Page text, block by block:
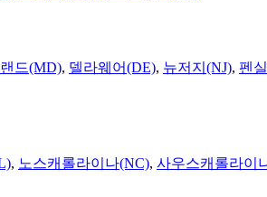
드(MD), 델라웨어(DE), 뉴저지(NJ), 펜
, 노스캐롤라이나(NC), 사우스캐롤라이